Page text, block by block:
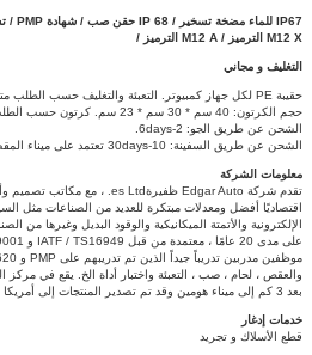
IP67 للماء
M12 X الترميز /
M12 A الترميز /
التغليف و مجاني
حقيبة PE لكل جهاز كمبيوتر.
التعبئة والتغليف حسب الطلب
حجم الكرتون: 40 سم * 30 سم * 23 سم.
كرتون حسب
الشحن عن طريق الجو: 2-6days.
الشحن عن طريق السفينة: 10-30days تعتمد على ميناء المقصد.
معلومات الشركة
اقتصاديًا أفضل ومعدلات مبتكرة للعديد من الصناعات مثل
الإلكترونية والأتمتة الميكانيكية والوقود البديل وغيرها من
والعقص ، لحام ، صب ، التعبئة واختبار أداة الخ. يقع في
بعد 3 كم إلى ميناء هومين وقد تم تصدير المنتجات إلى أمريكا وأوروبا وإيزريا واليابان وما إلى ذلك.
خدمات إدغار
قطع الأسلاك و تجريد